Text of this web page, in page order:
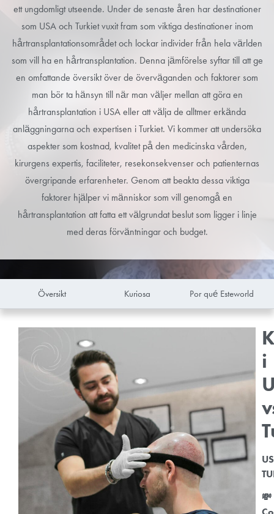
ett ungdomligt utseende. Under de senaste åren har destinationer
som USA och Turkiet vuxit fram som viktiga destinationer inom
hårtransplantationsområdet och lockar individer från hela världen
som vill ha en hårtransplantation. Denna jämförelse syftar till att ge
en omfattande översikt över de överväganden och faktorer som
man bör ta hänsyn till när man väljer mellan att göra en
hårtransplantation i USA eller att välja de alltmer erkända
anläggningarna och expertisen i Turkiet. Vi kommer att undersöka
aspekter som kostnad, kvalitet på den medicinska vården,
kirurgens expertis, faciliteter, resekonsekvenser och patienternas
övergripande erfarenheter. Genom att beakta dessa viktiga
faktorer hjälper vi människor som vill genomgå en
hårtransplantation att fatta ett välgrundat beslut som ligger i linje
med deras förväntningar och budget.
Översikt Kuriosa Por qué Esteworld
i
💸